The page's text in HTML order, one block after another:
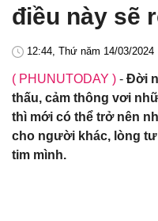
điều này sẽ
12:44, Thứ năm 14/03/2024
( PHUNUTODAY ) - Đời
thấu, cảm thông vơi
thì mới có thể trở nên
cho người khác, lòng
tim mình.